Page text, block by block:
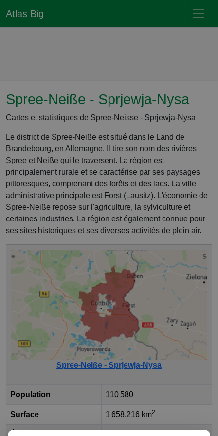
Atlas Big
Spree-Neiße - Sprjewja-Nysa
Cartes et statistiques de Spree-Neisse - Sprjewja-Nysa
Le district de Spree-Neiße est situé dans le Land de
Brandebourg, en Allemagne. Il tire son nom des rivières
Spree et Neiße qui le traversent. La région est
principalement rurale et se caractérise par ses paysages
pittoresques, comprenant des forêts et des lacs. La ville
administrative principale est Forst (Lausitz). L'économie de
Spree-Neiße repose sur l'agriculture, la sylviculture et
certaines industries. La région est également connue pour
ses sites historiques et ses diverses activités de plein air.
Spree-Neiße - Sprjewja-Nysa
Population 110 580
Surface 1 658,216 km2